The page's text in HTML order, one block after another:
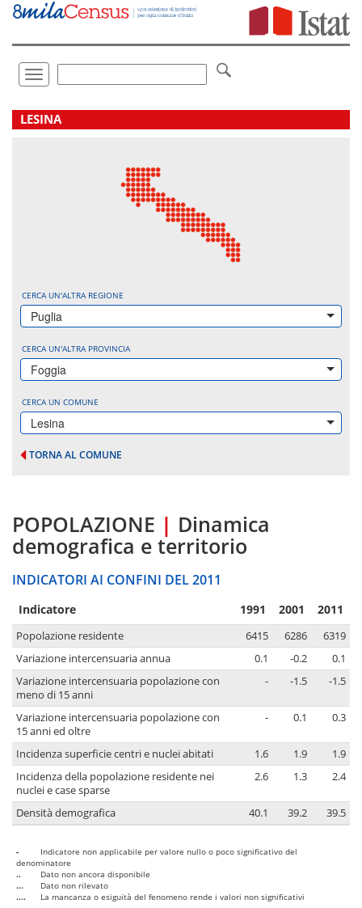
Vai
direttamente
Toggle
navigation
LESINA
CERCA UN'ALTRA REGIONE
Puglia
CERCA UN'ALTRA PROVINCIA
Foggia
CERCA UN COMUNE
Lesina
TORNA AL COMUNE
POPOLAZIONE | Dinamica
demografica e territorio
INDICATORI AI CONFINI DEL 2011
Indicatore 1991 2001 2011
Popolazione residente 6415 6286
6319
Variazione intercensuaria annua
0.1 -0.2
0.1
Variazione intercensuaria popolazione con
meno di 15 anni
- -1.5 -1.5
Variazione intercensuaria popolazione con
15 anni ed oltre
- 0.1 0.3
Incidenza superficie centri e nuclei abitati 1.6 1.9
1.9
Incidenza della popolazione residente nei
nuclei e case sparse
2.6 1.3 2.4
Densità demografica 40.1 39.2 39.5
-
Indicatore non applicabile per valore nullo o poco significativo del
denominatore
..
Dato non ancora disponibile
...
Dato non rilevato
....
La mancanza o esiguità del fenomeno rende i valori non significativi